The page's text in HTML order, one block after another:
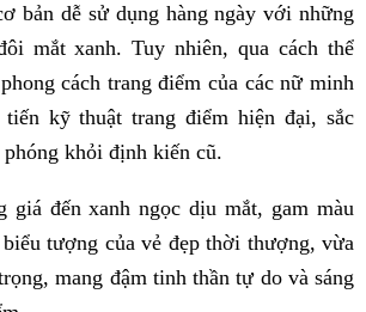
bản dễ sử dụng hàng ngày với những
mắt xanh. Tuy nhiên, qua cách thể
cách trang điểm của các nữ minh
kỹ thuật trang điểm hiện đại, sắc
khỏi định kiến cũ.
giá đến xanh ngọc dịu mắt, gam màu
tượng của vẻ đẹp thời thượng, vừa
mang đậm tinh thần tự do và sáng